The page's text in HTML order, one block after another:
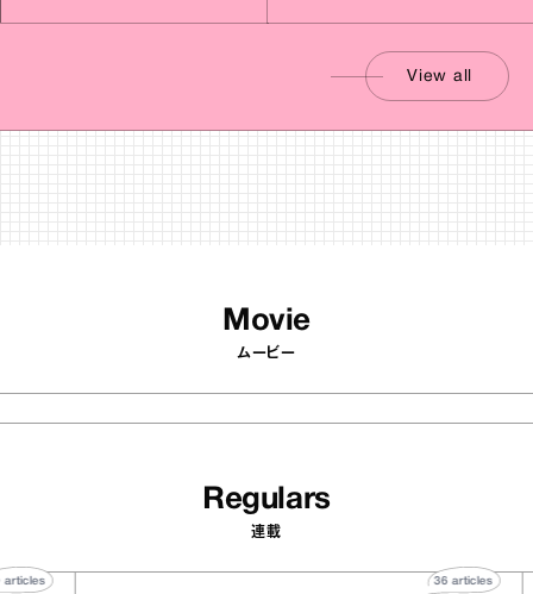
View all
Movie
ムービー
Regulars
連載